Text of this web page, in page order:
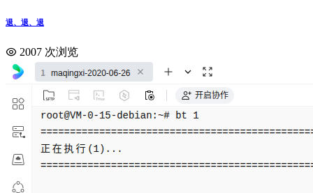
退、退、退
2007 次浏览